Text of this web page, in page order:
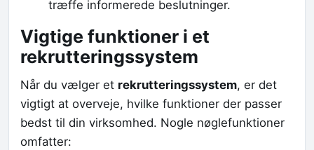
træffe informerede beslutninger.
Vigtige funktioner i et
rekrutteringssystem
Når du vælger et rekrutteringssystem, er det
vigtigt at overveje, hvilke funktioner der passer
bedst til din virksomhed. Nogle nøglefunktioner
omfatter: